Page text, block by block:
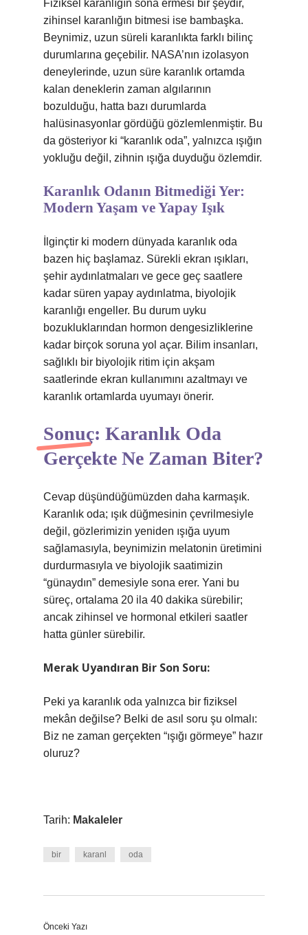
Fiziksel karanlığın sona ermesi bir şeydir,
zihinsel karanlığın bitmesi ise bambaşka.
Beynimiz, uzun süreli karanlıkta farklı bilinç
durumlarına geçebilir. NASA’nın izolasyon
deneylerinde, uzun süre karanlık ortamda
kalan deneklerin zaman algılarının
bozulduğu, hatta bazı durumlarda
halüsinasyonlar gördüğü gözlemlenmiştir. Bu
da gösteriyor ki “karanlık oda”, yalnızca ışığın
yokluğu değil, zihnin ışığa duyduğu özlemdir.
Karanlık Odanın Bitmediği Yer:
Modern Yaşam ve Yapay Işık
İlginçtir ki modern dünyada karanlık oda
bazen hiç başlamaz. Sürekli ekran ışıkları,
şehir aydınlatmaları ve gece geç saatlere
kadar süren yapay aydınlatma, biyolojik
karanlığı engeller. Bu durum uyku
bozukluklarından hormon dengesizliklerine
kadar birçok soruna yol açar. Bilim insanları,
sağlıklı bir biyolojik ritim için akşam
saatlerinde ekran kullanımını azaltmayı ve
karanlık ortamlarda uyumayı önerir.
Sonuç: Karanlık Oda
Gerçekte Ne Zaman Biter?
Cevap düşündüğümüzden daha karmaşık.
Karanlık oda; ışık düğmesinin çevrilmesiyle
değil, gözlerimizin yeniden ışığa uyum
sağlamasıyla, beynimizin melatonin üretimini
durdurmasıyla ve biyolojik saatimizin
“günaydın” demesiyle sona erer. Yani bu
süreç, ortalama 20 ila 40 dakika sürebilir;
ancak zihinsel ve hormonal etkileri saatler
hatta günler sürebilir.
Merak Uyandıran Bir Son Soru:
Peki ya karanlık oda yalnızca bir fiziksel
mekân değilse? Belki de asıl soru şu olmalı:
Biz ne zaman gerçekten “ışığı görmeye” hazır
oluruz?
Tarih: Makaleler
bir karanl oda
Önceki Yazı